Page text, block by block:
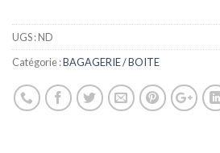
UGS :ND
Catégorie :BAGAGERIE / BOITE